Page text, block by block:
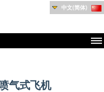
中文(简体)
气式飞机